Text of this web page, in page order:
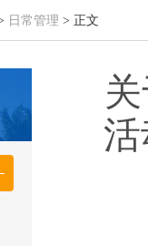
日常管理 > 正文